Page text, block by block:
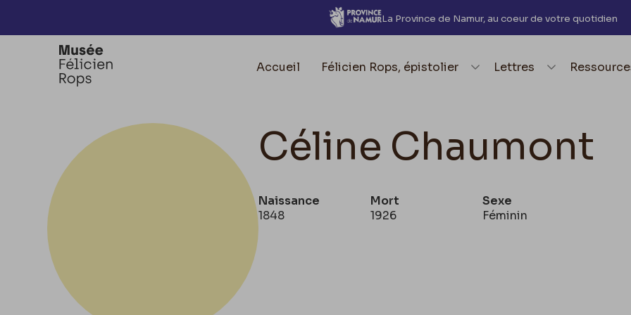
La Province de Namur, au coeur de votre quotidien
Accueil element.menu.open_menu
Félicien Rops, épistolier Lettres
Céline Chaumont
Naissance
1848
Mort
1926
Sexe
Féminin